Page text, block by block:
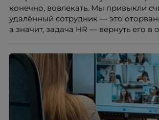
конечно, вовлекать. Мы привыкли
удалённый сотрудник — это
а значит, задача HR — вернуть его в
вовлечения, стоит остановиться на
факте: данные говорят ровно
подсказывает интуиция. Автор
Марианна Симонян — HR Tech
People Analytics, приглашённый
МИФИ, автор книги «Дао женской